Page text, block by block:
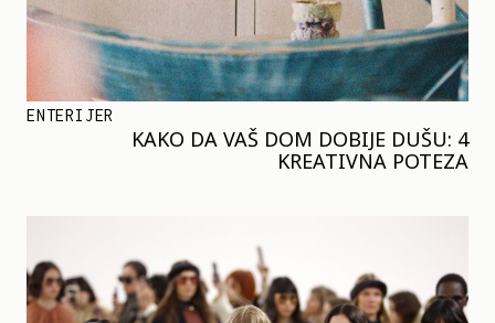
ENTERIJER
KAKO DA VAŠ DOM DOBIJE DUŠU: 4
KREATIVNA POTEZA